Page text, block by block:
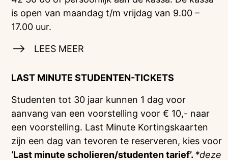
is open van maandag t/m vrijdag van 9.00 –
17.00 uur.
LEES MEER
LAST MINUTE STUDENTEN-TICKETS
Studenten tot 30 jaar kunnen 1 dag voor
aanvang van een voorstelling voor € 10,- naar
een voorstelling. Last Minute Kortingskaarten
zijn een dag van tevoren te reserveren, kies voor
‘Last minute scholieren/studenten tarief’. *deze